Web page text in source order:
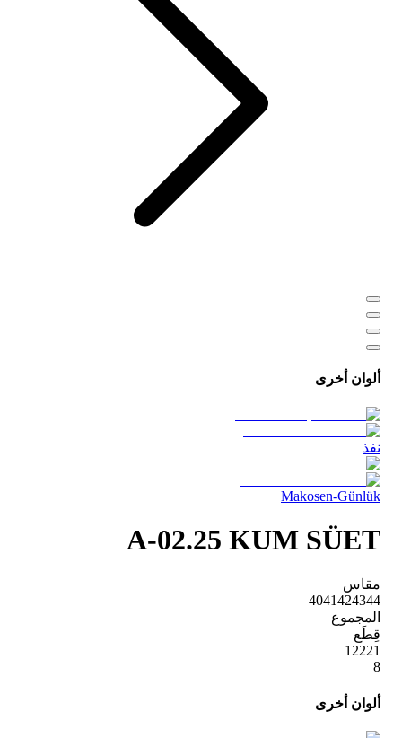
ألوان أخرى
نفذ
Makosen-Günlük
A-02.25 KUM SÜET
مقاس
4041424344
المجموع
قِطَع
12221
8
ألوان أخرى